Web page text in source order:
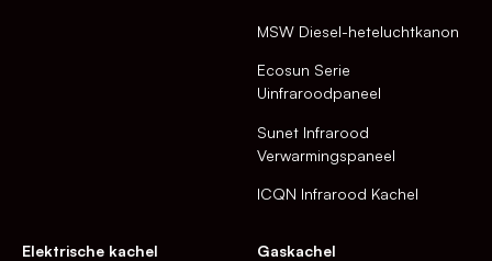
MSW Diesel-heteluchtkanon
Ecosun Serie
Uinfraroodpaneel
Sunet Infrarood
Verwarmingspaneel
ICQN Infrarood Kachel
Elektrische kachel Gaskachel